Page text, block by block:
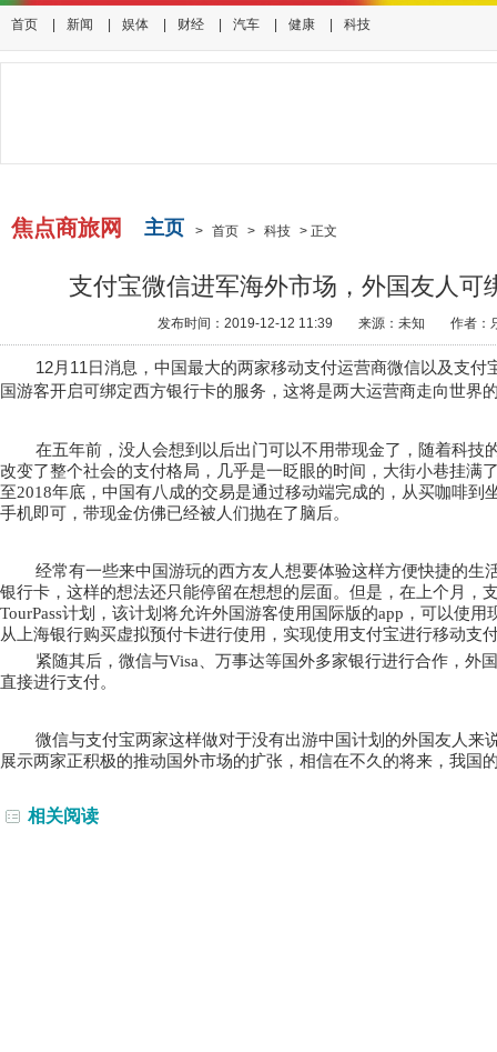
首页 新闻 娱体 财经 汽车 健康 科技
焦点商旅网 主页 > 首页 > 科技 > 正文
支付宝微信进军海外市场，外国友人可
发布时间：2019-12-12 11:39 来源：未知 作者：
12月11 日消息，中国最大的两家移动支付运营商微信以及支付
国游客开启可绑定西方银行卡的服务，这将是两大运营商走向世界
在五年前，没人会想到以后出门可以不用带现金了，随着科技
改变了整个社会的支付格局，几乎是一眨眼的时间，大街小巷挂满
至2018年底，中国有八成的交易是通过移动端完成的，从买咖啡到
手机即可，带现金仿佛已经被人们抛在了脑后。
经常有一些来中国游玩的西方友人想要体验这样方便快捷的生
银行卡，这样的想法还只能停留在想想的层面。但是，在上个月，
TourPass计划，该计划将允许外国游客使用国际版的app ，可以使用
从上海银行购买虚拟预付卡进行使用，实现使用支付宝进行移动支
紧随其后，微信与Visa 、万事达等国外多家银行进行合作，外
直接进行支付。
微信与支付宝两家这样做对于没有出游中国计划的外国友人来
展示两家正积极的推动国外市场的扩张，相信在不久的将来，我国
相关阅读